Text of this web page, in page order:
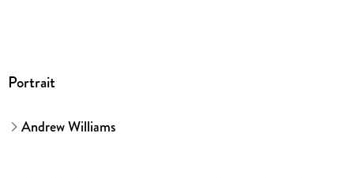
Portrait
Andrew Williams